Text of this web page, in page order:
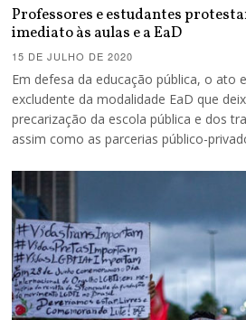
Professores e estudantes
imediato às aulas e a EaD
15 DE JULHO DE 2020
Em defesa da educação pública, o ato
excludente da modalidade EaD que
precarização da escola pública e dos
assim como as parcerias público-